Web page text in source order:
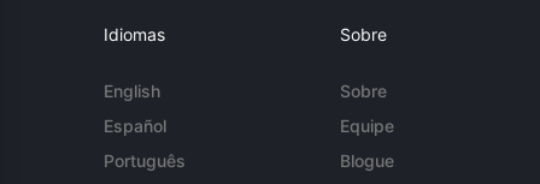
Idiomas
English
Español
Português
Sobre
Sobre
Equipe
Blogue